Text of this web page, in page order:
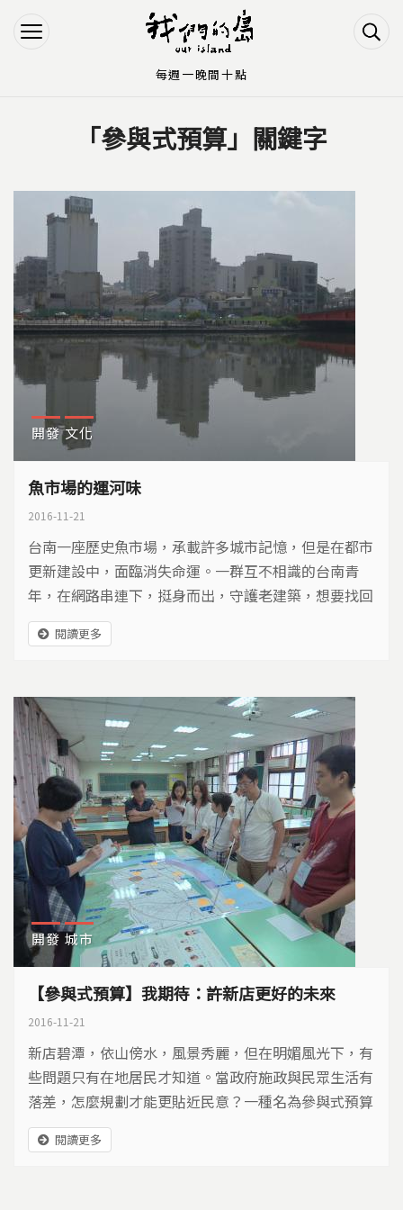
Jump to Navigation
Jump to Main content
「參與式預算」關鍵字
開發 文化
魚市場的運河味
2016-11-21
台南一座歷史魚市場，承載許多城市記憶，但是在都市
更新建設中，面臨消失命運。一群互不相識的台南青
年，在網路串連下，挺身而出，守護老建築，想要找回
古老的運河味…
閱讀更多
開發 城市
【參與式預算】我期待：許新店更好的未來
2016-11-21
新店碧潭，依山傍水，風景秀麗，但在明媚風光下，有
些問題只有在地居民才知道。當政府施政與民眾生活有
落差，怎麼規劃才能更貼近民意？一種名為參與式預算
的政策工具，讓居民握有主導權，打造家鄉願景，也期
待藉此彌補差距…
閱讀更多
每週一晚間十點